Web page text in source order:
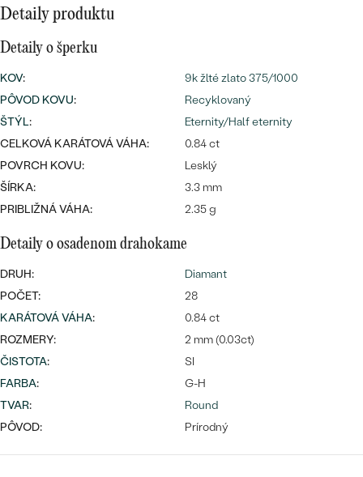
Wave kolekcia
PODĽA TVARU DRAHOKAMU
DIAMANTY
náušnice
PREZRIEŤ
Personalizované
prívesky
OBJAVIŤ
Najpredávanejšie
PREZRIEŤ
Detaily produktu
Detaily o šperku
KOV:
9k žlté zlato 375/1000
PÔVOD KOVU:
Recyklovaný
ŠTÝL:
Eternity/Half eternity
CELKOVÁ KARÁTOVÁ VÁHA:
0.84 ct
POVRCH KOVU:
Lesklý
ŠÍRKA:
3.3 mm
PRIBLIŽNÁ VÁHA:
2.35 g
Detaily o osadenom drahokame
DRUH:
Diamant
POČET:
28
KARÁTOVÁ VÁHA:
0.84 ct
ROZMERY:
2 mm (0.03ct)
ČISTOTA:
SI
FARBA:
G-H
TVAR:
Round
PÔVOD:
Prírodný